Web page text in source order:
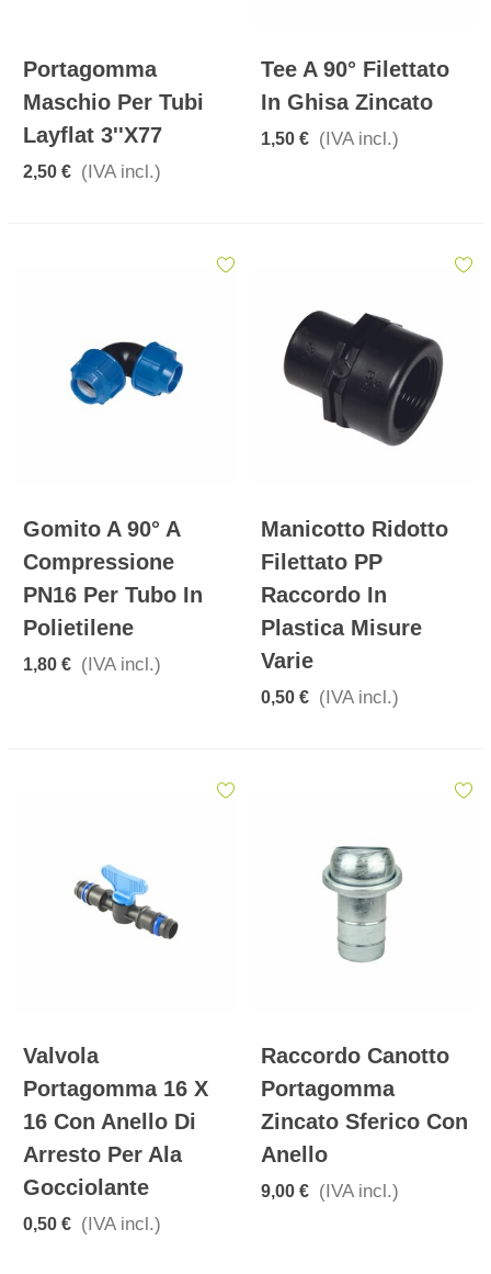
Portagomma
Maschio Per Tubi
Layflat 3''x77
2,50 € (IVA incl.)
Tee A 90° Filettato
In Ghisa Zincato
1,50 € (IVA incl.)
Gomito A 90° A
Compressione
PN16 Per Tubo In
Polietilene
1,80 € (IVA incl.)
Manicotto Ridotto
Filettato PP
Raccordo In
Plastica Misure
Varie
0,50 € (IVA incl.)
Valvola
Portagomma 16 X
16 Con Anello Di
Arresto Per Ala
Gocciolante
0,50 € (IVA incl.)
Raccordo Canotto
Portagomma
Zincato Sferico Con
Anello
9,00 € (IVA incl.)